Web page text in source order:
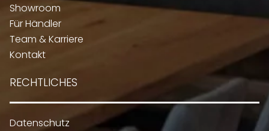
Showroom
Für Händler
Team & Karriere
Kontakt
RECHTLICHES
Datenschutz